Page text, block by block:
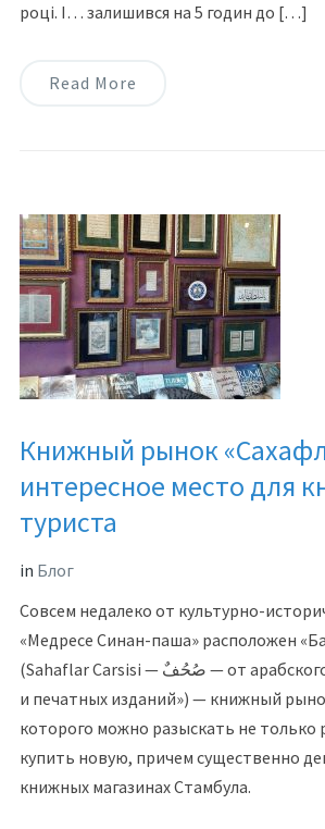
році. І… залишився на 5 годин до […]
Read More
Книжный рынок
интересное место для
туриста
in Блог
Совсем недалеко от культурно-
«Медресе Синан-паша» расположен
(Sahaflar Carsisi — صُحُفٌ — от арабского «продавец газет
и печатных изданий») — книжный
которого можно разыскать не только
купить новую, причем существенно
книжных магазинах Стамбула.